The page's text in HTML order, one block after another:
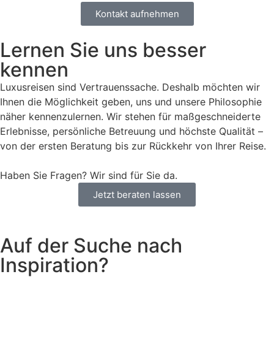
Kontakt aufnehmen
Lernen Sie uns besser
kennen
Luxusreisen sind Vertrauenssache. Deshalb möchten wir
Ihnen die Möglichkeit geben, uns und unsere Philosophie
näher kennenzulernen. Wir stehen für maßgeschneiderte
Erlebnisse, persönliche Betreuung und höchste Qualität –
von der ersten Beratung bis zur Rückkehr von Ihrer Reise.
Haben Sie Fragen? Wir sind für Sie da.
Jetzt beraten lassen
Auf der Suche nach
Inspiration?